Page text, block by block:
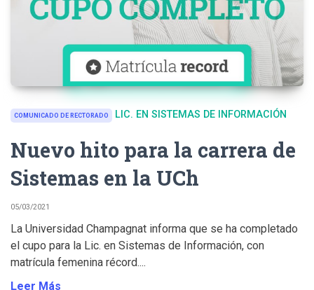
COMUNICADO DE RECTORADO LIC. EN SISTEMAS DE INFORMACIÓN
Nuevo hito para la carrera de
Sistemas en la UCh
05/03/2021
La Universidad Champagnat informa que se ha completado
el cupo para la Lic. en Sistemas de Información, con
matrícula femenina récord....
Leer Más